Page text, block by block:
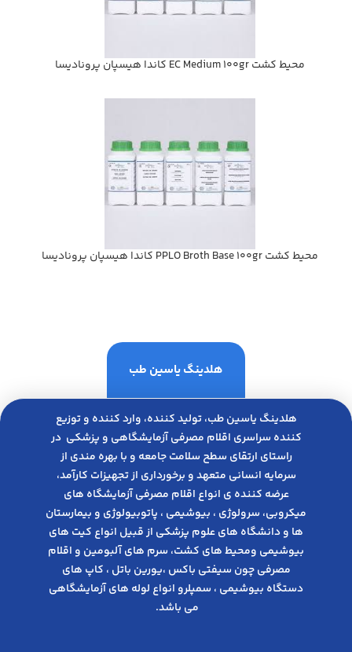
محيط كشت EC Medium 100gr كاندا هيسپان پروناديسا
محيط كشت PPLO Broth Base 100gr كاندا هيسپان پروناديسا
هلدینگ یاسین طب
هلدینگ یاسین طب، تولید کننده، وارد کننده و توزیع
کننده سراسری اقلام مصرفی آزمایشگاهی و پزشکی در
راﺳﺘﺎی ارﺗﻘﺎی ﺳﻄﺢ ﺳﻼﻣﺖ ﺟﺎﻣﻌﻪ و ﺑﺎ ﺑﻬﺮه ﻣﻨﺪی از
ﺳﺮﻣﺎﯾﻪ انسانی متعهد و ﺑﺮﺧﻮرداری از ﺗﺠﻬﯿﺰات ﮐﺎرآﻣﺪ،
عرضه کننده ی انواع اﻗﻼم مصرفی آزﻣﺎﯾﺸﮕﺎه های
میکروبی، ﺳﺮوﻟﻮژی ، ﺑﯿﻮﺷﯿﻤﯽ ، پاتوبیولوژی و بیمارستان
ها و دانشگاه های علوم پزشکی از قبیل انواع کیت های
بیوشیمی ومحیط های کشت، سرم های آلبومین و اقلام
مصرفی چون سیفتی باکس ،یورین باتل ، کاپ های
دستگاه بیوشیمی ، سمپلرو انواع لوله های آزمایشگاهی
می باشد.